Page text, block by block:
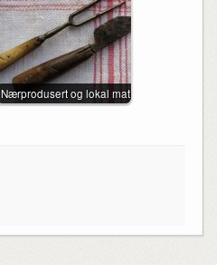
Nærprodusert og lokal mat